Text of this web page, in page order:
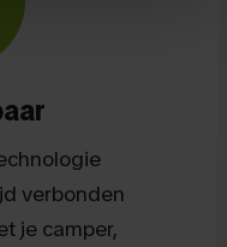
verbonden
je camper,